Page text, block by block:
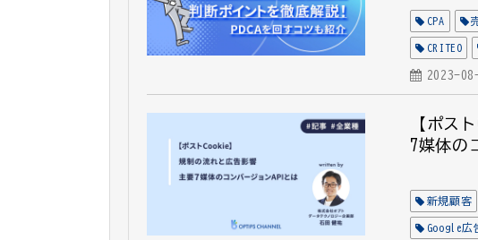
CPA
CRITEO
2023-
【ポス
7媒体の
新規顧客
Google広